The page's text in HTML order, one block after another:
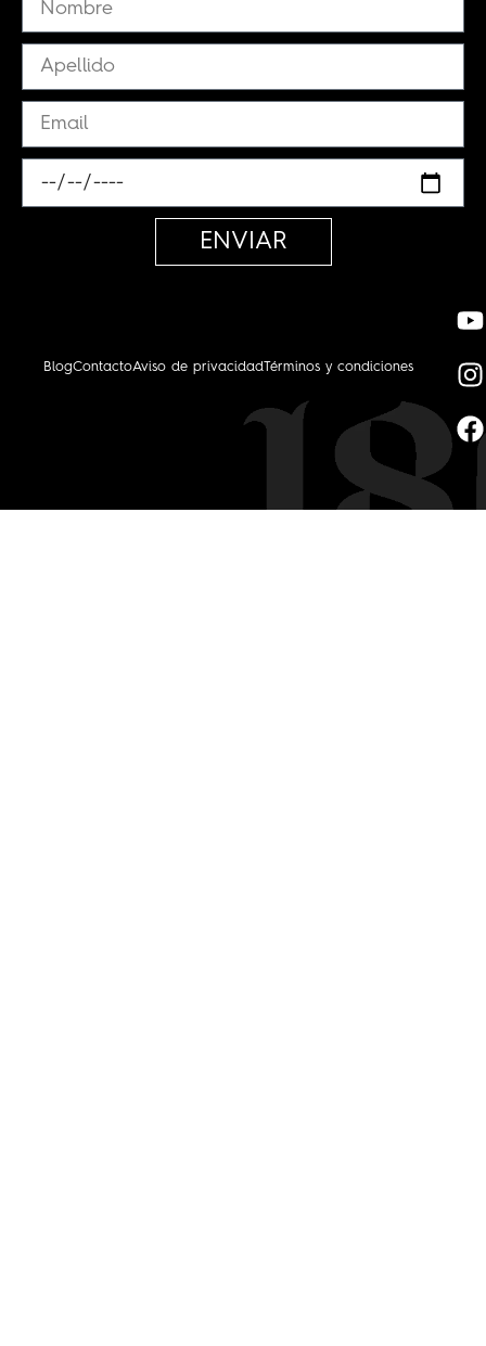
ENVIAR
BlogContactoAviso de privacidadTérminos y condiciones